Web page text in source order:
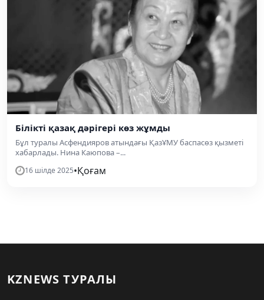
Білікті қазақ дәрігері көз жұмды
Бұл туралы Асфендияров атындағы ҚазҰМУ баспасөз қызметі
хабарлады. Нина Каюпова –...
16 шілде 2025•Қоғам
KZNEWS ТУРАЛЫ